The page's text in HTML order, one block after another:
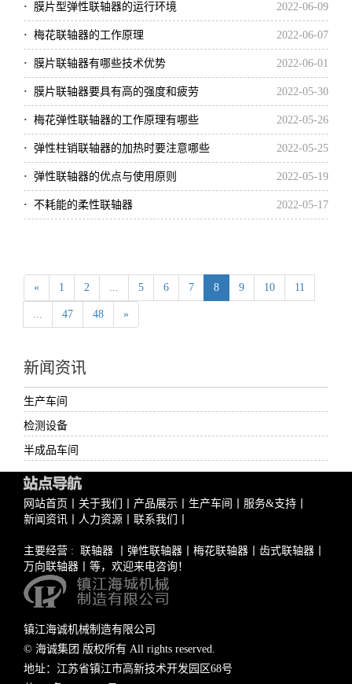
· 膜片型弹性联轴器的运行环境 2022-06-09
· 梅花联轴器的工作原理 2022-06-07
· 膜片联轴器有哪些技术优势 2022-06-01
· 膜片联轴器要具有高的强度和疲劳 2022-05-30
· 梅花弹性联轴器的工作原理有哪些 2022-05-26
· 弹性柱销联轴器的加热时要注意哪些 2022-05-25
· 弹性联轴器的优点与使用原则 2022-05-19
· 不耗能的柔性联轴器 2022-05-17
« 1 2 ... 5 6 7 8 9 10 11
... 47 48 »
新闻资讯
生产车间
检测设备
半成品车间
网站首页 关于我们 产品展示 生产车间 服务&支持
新闻资讯
人力资源 联系我们
主要经营 : 联轴器 弹性联轴器 梅花联轴器 齿式联轴器
万向联轴器 丨等，欢迎来电咨询！
镇江海诚机械制造有限公司
© 海诚集团 版权所有 All rights reserved.
地址：江苏省镇江市高新技术开发园区68号